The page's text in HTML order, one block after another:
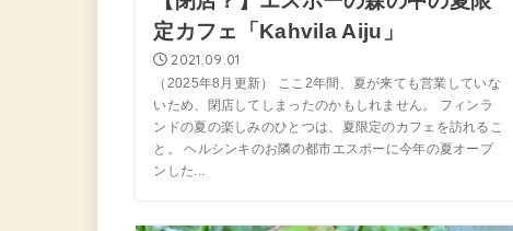
定カフェ「Kahvila Aiju」
2021.09.01
（2025年8月更新） ここ2年間、夏が来ても営業していな
いため、閉店してしまったのかもしれません。 フィンラ
ンドの夏の楽しみのひとつは、夏限定のカフェを訪れるこ
と。 ヘルシンキのお隣の都市エスポーに今年の夏オープ
ンした...